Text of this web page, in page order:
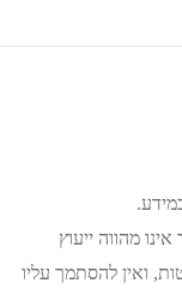
מהווה ייעוץ
ואין להסתמך עליו